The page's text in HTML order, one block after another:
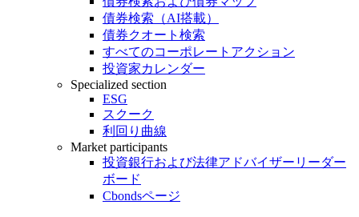
債券検索（AI搭載）
債券クオート検索
すべてのコーポレートアクション
投資家カレンダー
Specialized section
ESG
スクーク
利回り曲線
Market participants
投資銀行および法律アドバイザーリーダー
ボード
Cbondsページ